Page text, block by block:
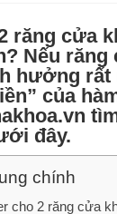
răng cửa
Nếu răng
hưởng rất
của
đây.
chính
cho 2 răng cửa